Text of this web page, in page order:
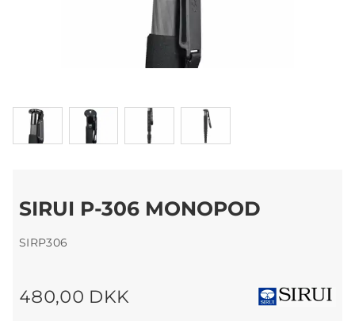
SIRUI P-306 MONOPOD
SIRP306
480,00 DKK